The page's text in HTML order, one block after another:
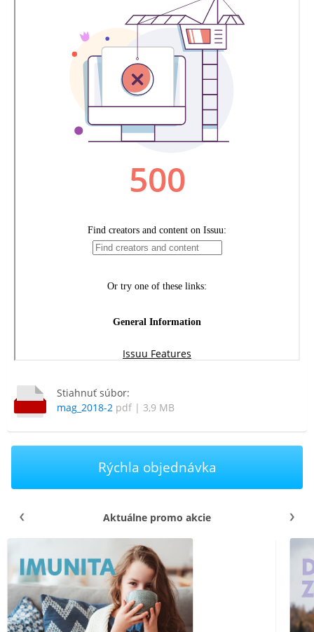
Stiahnuť súbor:
mag_2018-2 pdf | 3,9 MB
Rýchla objednávka
Aktuálne promo akcie